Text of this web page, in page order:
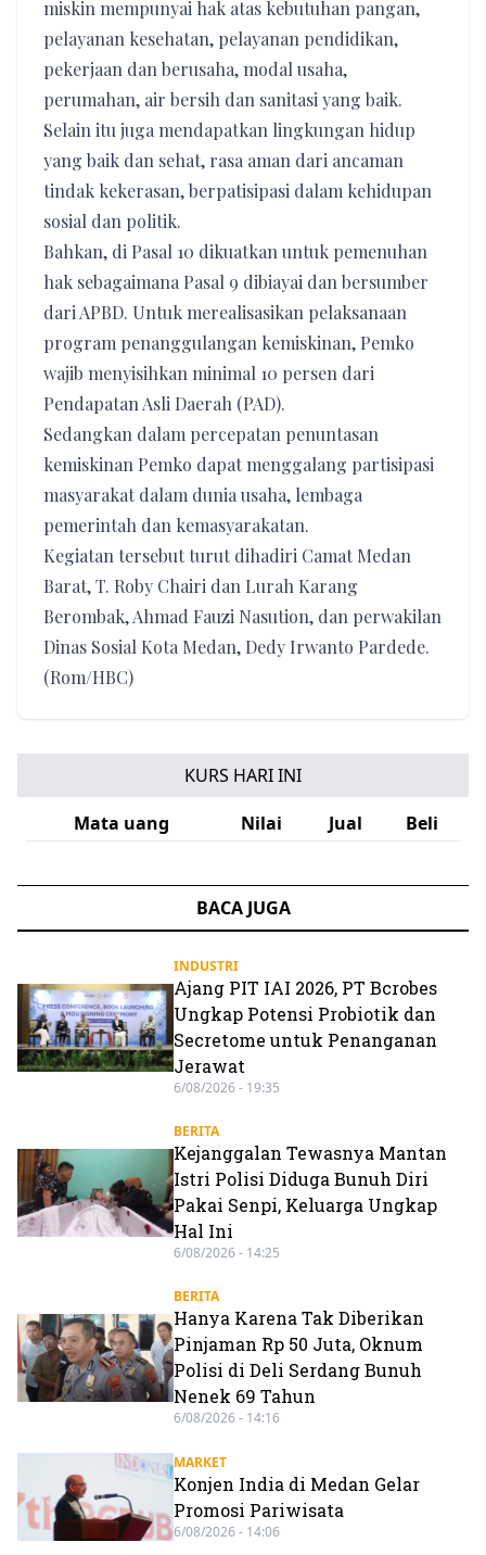
miskin mempunyai hak atas kebutuhan pangan,
pelayanan kesehatan, pelayanan pendidikan,
pekerjaan dan berusaha, modal usaha,
perumahan, air bersih dan sanitasi yang baik.
Selain itu juga mendapatkan lingkungan hidup
yang baik dan sehat, rasa aman dari ancaman
tindak kekerasan, berpatisipasi dalam kehidupan
sosial dan politik.
Bahkan, di Pasal 10 dikuatkan untuk pemenuhan
hak sebagaimana Pasal 9 dibiayai dan bersumber
dari APBD. Untuk merealisasikan pelaksanaan
program penanggulangan kemiskinan, Pemko
wajib menyisihkan minimal 10 persen dari
Pendapatan Asli Daerah (PAD).
Sedangkan dalam percepatan penuntasan
kemiskinan Pemko dapat menggalang partisipasi
masyarakat dalam dunia usaha, lembaga
pemerintah dan kemasyarakatan.
Kegiatan tersebut turut dihadiri Camat Medan
Barat, T. Roby Chairi dan Lurah Karang
Berombak, Ahmad Fauzi Nasution, dan perwakilan
Dinas Sosial Kota Medan, Dedy Irwanto Pardede.
(Rom/HBC)
KURS HARI INI
Mata uang
Nilai Jual Beli
BACA JUGA
INDUSTRI
Ajang PIT IAI 2026, PT Bcrobes
Ungkap Potensi Probiotik dan
Secretome untuk Penanganan
Jerawat
6/08/2026 - 19:35
BERITA
Kejanggalan Tewasnya Mantan
Istri Polisi Diduga Bunuh Diri
Pakai Senpi, Keluarga Ungkap
Hal Ini
6/08/2026 - 14:25
BERITA
Hanya Karena Tak Diberikan
Pinjaman Rp 50 Juta, Oknum
Polisi di Deli Serdang Bunuh
Nenek 69 Tahun
6/08/2026 - 14:16
MARKET
Konjen India di Medan Gelar
Promosi Pariwisata
6/08/2026 - 14:06